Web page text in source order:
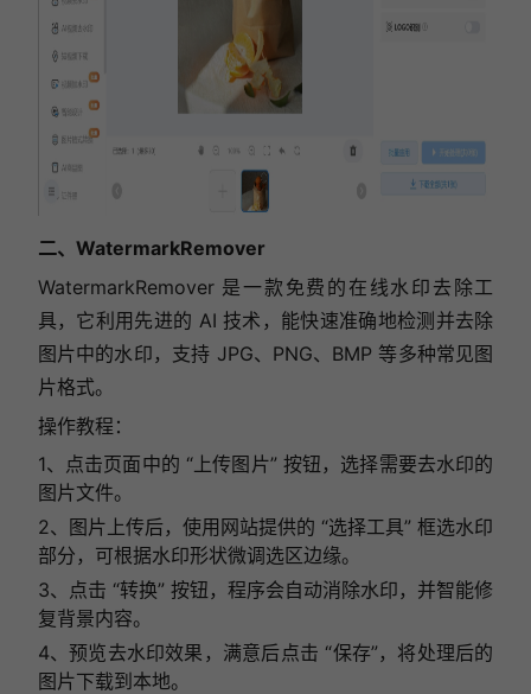
二、WatermarkRemover
WatermarkRemover 是一款免费的在线水印去除工
具，它利用先进的 AI 技术，能快速准确地检测并去除
图片中的水印，支持 JPG、PNG、BMP 等多种常见图
片格式。
操作教程：
1、点击页面中的 “上传图片” 按钮，选择需要去水印的
图片文件。
2、图片上传后，使用网站提供的 “选择工具” 框选水印
部分，可根据水印形状微调选区边缘。
3、点击 “转换” 按钮，程序会自动消除水印，并智能修
复背景内容。
4、预览去水印效果，满意后点击 “保存”，将处理后的
图片下载到本地。